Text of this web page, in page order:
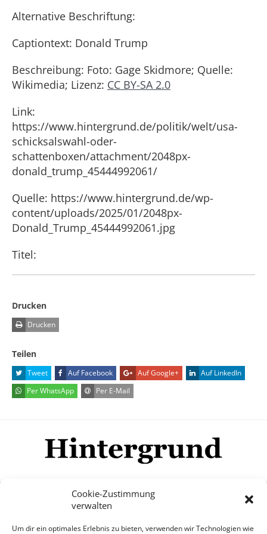
Cookie-Zustimmung
verwalten
Um dir ein optimales Erlebnis zu bieten, verwenden wir Technologien wie
Alternative Beschriftung:
Captiontext: Donald Trump
Beschreibung: Foto: Gage Skidmore; Quelle:
Wikimedia; Lizenz: CC BY-SA 2.0
Link:
https://www.hintergrund.de/politik/welt/usa-
schicksalswahl-oder-
schattenboxen/attachment/2048px-
donald_trump_45444992061/
Quelle: https://www.hintergrund.de/wp-
content/uploads/2025/01/2048px-
Donald_Trump_45444992061.jpg
Titel:
Drucken
Drucken
Teilen
Tweet Auf Facebook Auf Google+
Auf LinkedIn
Per WhatsApp
Per E-Mail